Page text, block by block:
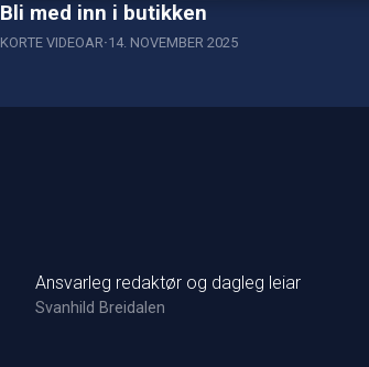
Bli med inn i butikken
KORTE VIDEOAR 14. NOVEMBER 2025
Ansvarleg redaktør og dagleg leiar
Svanhild Breidalen